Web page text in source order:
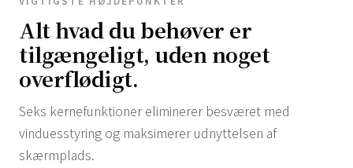
Alt hvad du behøver er
tilgængeligt, uden noget
overflødigt.
Seks kernefunktioner eliminerer besværet med
vinduesstyring og maksimerer udnyttelsen af ​​
skærmplads.